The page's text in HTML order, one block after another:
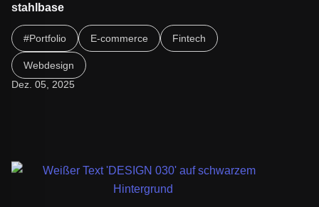
stahlbase
Bleib informiert und entdecke Neues. Folge dem Link, um
den vollständigen Artikel zu lesen.
#Portfolio E-commerce Fintech
Webdesign
Dez. 05, 2025